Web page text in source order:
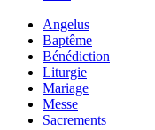
Angelus
Baptême
Bénédiction
Liturgie
Mariage
Messe
Sacrements